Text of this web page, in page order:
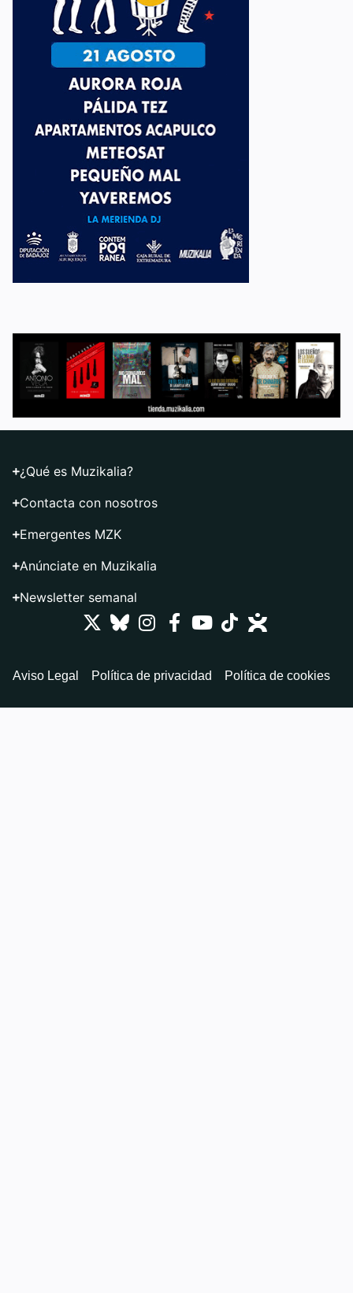
¿Qué es Muzikalia?
Contacta con nosotros
Emergentes MZK
Anúnciate en Muzikalia
Newsletter semanal
Aviso Legal Política de privacidad Política de cookies